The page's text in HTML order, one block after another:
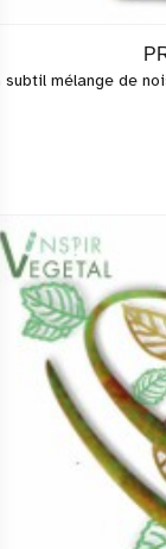
subtil mélange de